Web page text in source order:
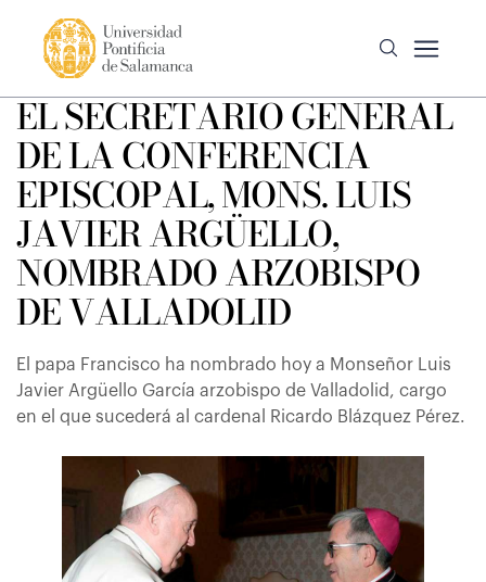
EL SECRETARIO GENERAL
DE LA CONFERENCIA
EPISCOPAL, MONS. LUIS
JAVIER ARGÜELLO,
NOMBRADO ARZOBISPO
DE VALLADOLID
El papa Francisco ha nombrado hoy a Monseñor Luis
Javier Argüello García arzobispo de Valladolid, cargo
en el que sucederá al cardenal Ricardo Blázquez Pérez.